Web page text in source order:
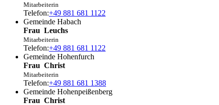
Mitarbeiterin
Telefon:+49 881 681 1122
Gemeinde Habach
Frau Leuchs
Mitarbeiterin
Telefon:+49 881 681 1122
Gemeinde Hohenfurch
Frau Christ
Mitarbeiterin
Telefon:+49 881 681 1388
Gemeinde Hohenpeißenberg
Frau Christ